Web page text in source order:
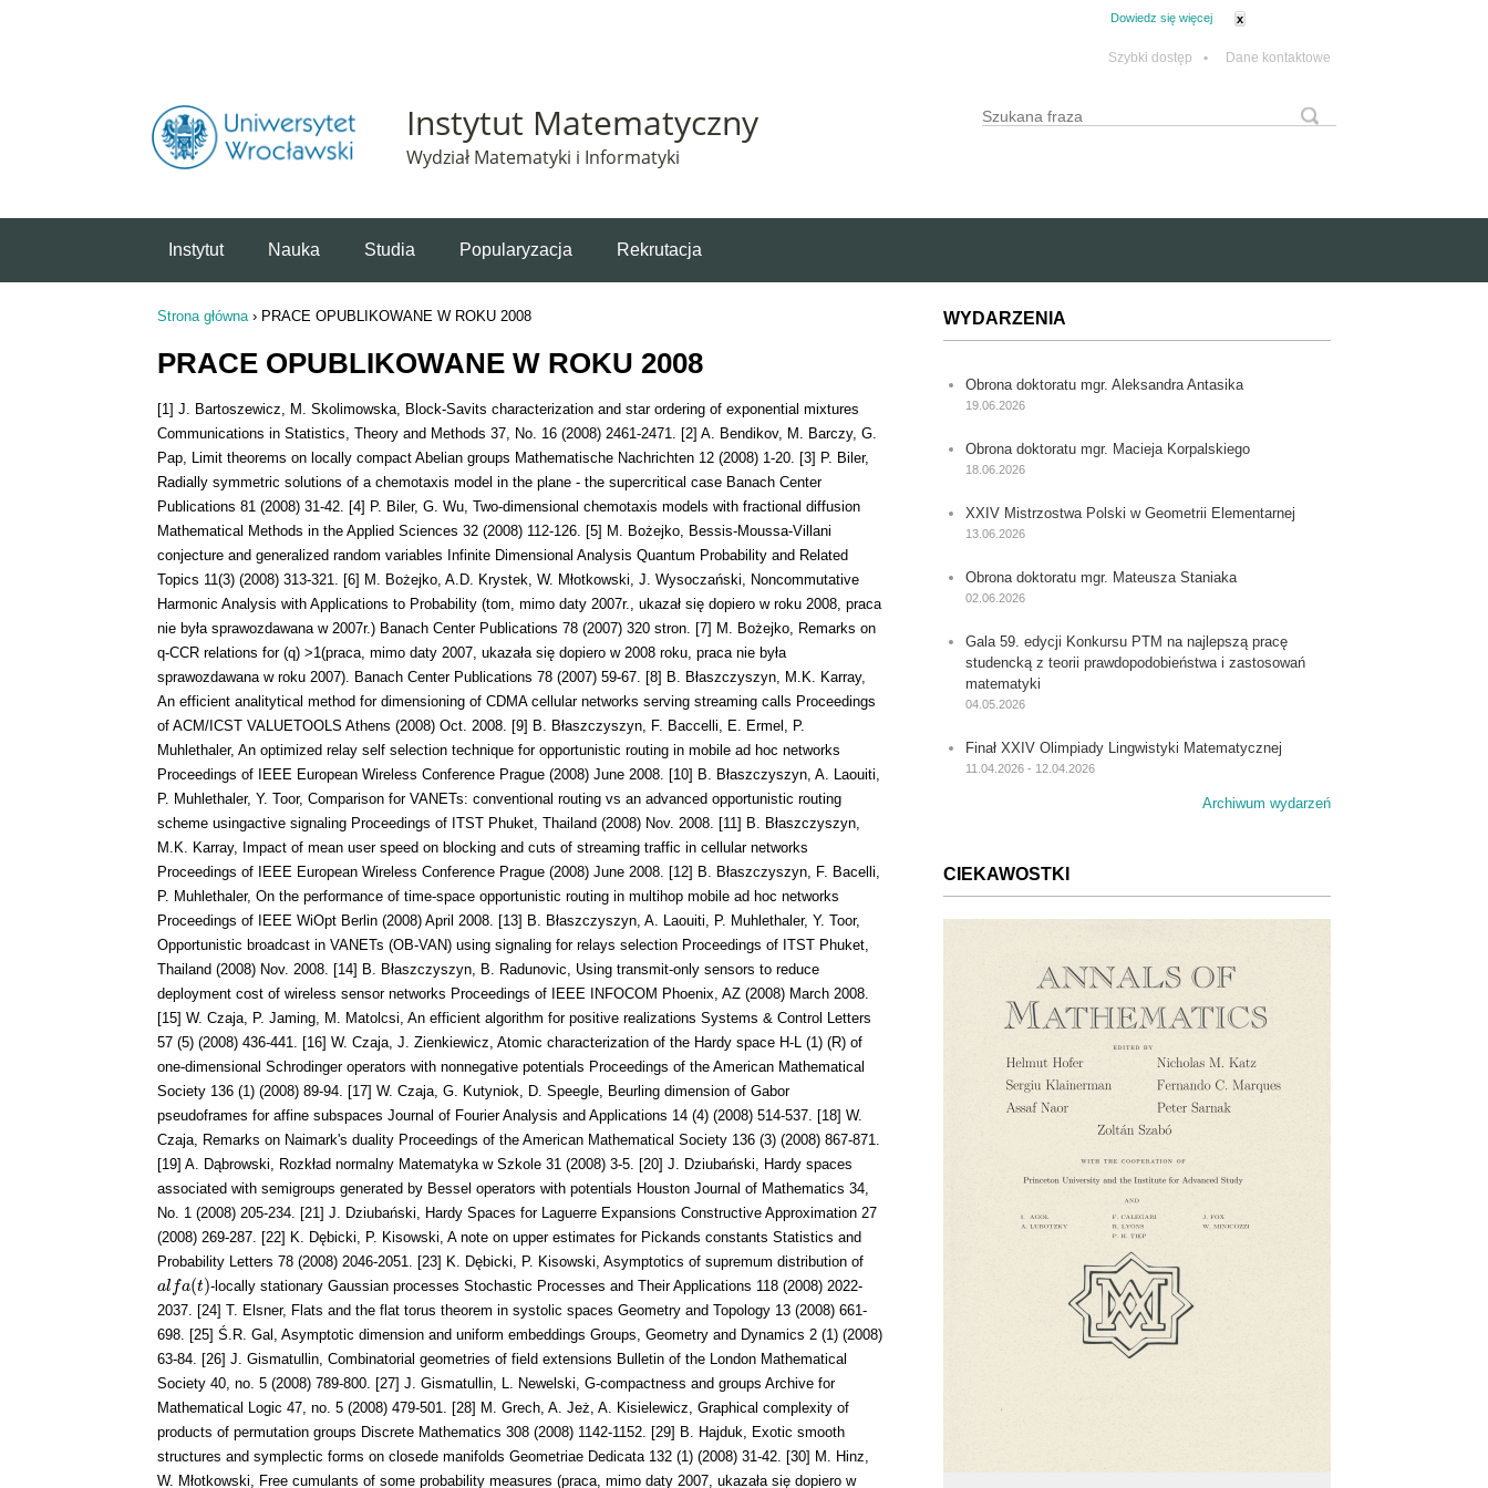
Dowiedz się więcej x
Szybki dostęp • Dane kontaktowe
Instytut Matematyczny
Wydział Matematyki i Informatyki
Formularz wyszukiwania
Wyszukaj
Instytut Nauka Studia Popularyzacja Rekrutacja
Strona główna› PRACE OPUBLIKOWANE W ROKU 2008
PRACE OPUBLIKOWANE W ROKU 2008
[1] J. Bartoszewicz, M. Skolimowska, Block-Savits characterization and star ordering of exponential mixtures
Communications in Statistics, Theory and Methods 37, No. 16 (2008) 2461-2471. [2] A. Bendikov, M. Barczy, G.
Pap, Limit theorems on locally compact Abelian groups Mathematische Nachrichten 12 (2008) 1-20. [3] P. Biler,
Radially symmetric solutions of a chemotaxis model in the plane - the supercritical case Banach Center
Publications 81 (2008) 31-42. [4] P. Biler, G. Wu, Two-dimensional chemotaxis models with fractional diffusion
Mathematical Methods in the Applied Sciences 32 (2008) 112-126. [5] M. Bożejko, Bessis-Moussa-Villani
conjecture and generalized random variables Infinite Dimensional Analysis Quantum Probability and Related
Topics 11(3) (2008) 313-321. [6] M. Bożejko, A.D. Krystek, W. Młotkowski, J. Wysoczański, Noncommutative
Harmonic Analysis with Applications to Probability (tom, mimo daty 2007r., ukazał się dopiero w roku 2008, praca
nie była sprawozdawana w 2007r.) Banach Center Publications 78 (2007) 320 stron. [7] M. Bożejko, Remarks on
q-CCR relations for (q) >1(praca, mimo daty 2007, ukazała się dopiero w 2008 roku, praca nie była
sprawozdawana w roku 2007). Banach Center Publications 78 (2007) 59-67. [8] B. Błaszczyszyn, M.K. Karray,
An efficient analitytical method for dimensioning of CDMA cellular networks serving streaming calls Proceedings
of ACM/ICST VALUETOOLS Athens (2008) Oct. 2008. [9] B. Błaszczyszyn, F. Baccelli, E. Ermel, P.
Muhlethaler, An optimized relay self selection technique for opportunistic routing in mobile ad hoc networks
Proceedings of IEEE European Wireless Conference Prague (2008) June 2008. [10] B. Błaszczyszyn, A. Laouiti,
P. Muhlethaler, Y. Toor, Comparison for VANETs: conventional routing vs an advanced opportunistic routing
scheme usingactive signaling Proceedings of ITST Phuket, Thailand (2008) Nov. 2008. [11] B. Błaszczyszyn,
M.K. Karray, Impact of mean user speed on blocking and cuts of streaming traffic in cellular networks
Proceedings of IEEE European Wireless Conference Prague (2008) June 2008. [12] B. Błaszczyszyn, F. Bacelli,
P. Muhlethaler, On the performance of time-space opportunistic routing in multihop mobile ad hoc networks
Proceedings of IEEE WiOpt Berlin (2008) April 2008. [13] B. Błaszczyszyn, A. Laouiti, P. Muhlethaler, Y. Toor,
Opportunistic broadcast in VANETs (OB-VAN) using signaling for relays selection Proceedings of ITST Phuket,
Thailand (2008) Nov. 2008. [14] B. Błaszczyszyn, B. Radunovic, Using transmit-only sensors to reduce
deployment cost of wireless sensor networks Proceedings of IEEE INFOCOM Phoenix, AZ (2008) March 2008.
[15] W. Czaja, P. Jaming, M. Matolcsi, An efficient algorithm for positive realizations Systems & Control Letters
57 (5) (2008) 436-441. [16] W. Czaja, J. Zienkiewicz, Atomic characterization of the Hardy space H-L (1) (R) of
one-dimensional Schrodinger operators with nonnegative potentials Proceedings of the American Mathematical
Society 136 (1) (2008) 89-94. [17] W. Czaja, G. Kutyniok, D. Speegle, Beurling dimension of Gabor
pseudoframes for affine subspaces Journal of Fourier Analysis and Applications 14 (4) (2008) 514-537. [18] W.
Czaja, Remarks on Naimark's duality Proceedings of the American Mathematical Society 136 (3) (2008) 867-871.
[19] A. Dąbrowski, Rozkład normalny Matematyka w Szkole 31 (2008) 3-5. [20] J. Dziubański, Hardy spaces
associated with semigroups generated by Bessel operators with potentials Houston Journal of Mathematics 34,
No. 1 (2008) 205-234. [21] J. Dziubański, Hardy Spaces for Laguerre Expansions Constructive Approximation 27
(2008) 269-287. [22] K. Dębicki, P. Kisowski, A note on upper estimates for Pickands constants Statistics and
Probability Letters 78 (2008) 2046-2051. [23] K. Dębicki, P. Kisowski, Asymptotics of supremum distribution of
al fa(t)
alf a(t)
-locally stationary Gaussian processes Stochastic Processes and Their Applications 118 (2008) 2022-
2037. [24] T. Elsner, Flats and the flat torus theorem in systolic spaces Geometry and Topology 13 (2008) 661-
698. [25] Ś.R. Gal, Asymptotic dimension and uniform embeddings Groups, Geometry and Dynamics 2 (1) (2008)
63-84. [26] J. Gismatullin, Combinatorial geometries of field extensions Bulletin of the London Mathematical
Society 40, no. 5 (2008) 789-800. [27] J. Gismatullin, L. Newelski, G-compactness and groups Archive for
Mathematical Logic 47, no. 5 (2008) 479-501. [28] M. Grech, A. Jeż, A. Kisielewicz, Graphical complexity of
products of permutation groups Discrete Mathematics 308 (2008) 1142-1152. [29] B. Hajduk, Exotic smooth
structures and symplectic forms on closede manifolds Geometriae Dedicata 132 (1) (2008) 31-42. [30] M. Hinz,
W. Młotkowski, Free cumulants of some probability measures (praca, mimo daty 2007, ukazała się dopiero w
WYDARZENIA
Obrona doktoratu mgr. Aleksandra Antasika
19.06.2026
Obrona doktoratu mgr. Macieja Korpalskiego
18.06.2026
XXIV Mistrzostwa Polski w Geometrii Elementarnej
13.06.2026
Obrona doktoratu mgr. Mateusza Staniaka
02.06.2026
Gala 59. edycji Konkursu PTM na najlepszą pracę
studencką z teorii prawdopodobieństwa i zastosowań
matematyki
04.05.2026
Finał XXIV Olimpiady Lingwistyki Matematycznej
11.04.2026 - 12.04.2026
Archiwum wydarzeń
CIEKAWOSTKI